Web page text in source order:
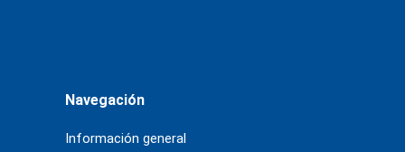
Navegación
Información general